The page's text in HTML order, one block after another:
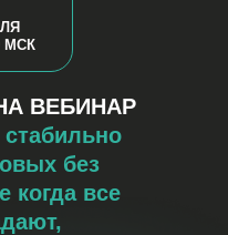
ВЕБИНАР
стабильно
без
когда все
МСК